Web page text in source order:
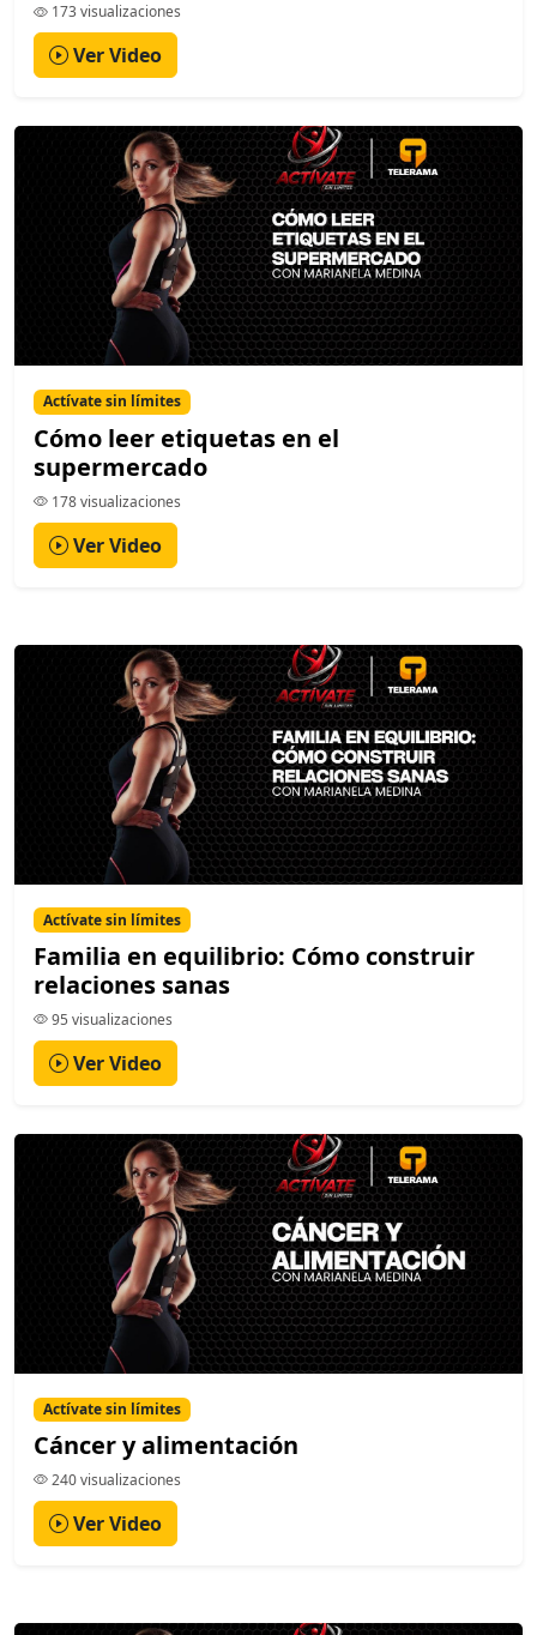
173 visualizaciones
Ver Video
Actívate sin límites
Cómo leer etiquetas en el
supermercado
178 visualizaciones
Ver Video
Actívate sin límites
Familia en equilibrio: Cómo construir
relaciones sanas
95 visualizaciones
Ver Video
Actívate sin límites
Cáncer y alimentación
240 visualizaciones
Ver Video